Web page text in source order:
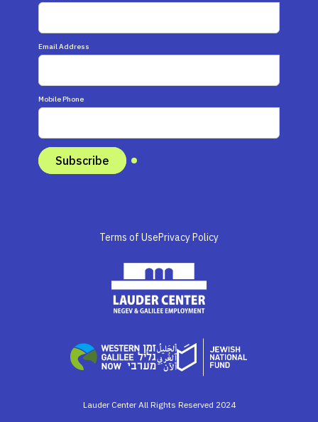
Email Address
Mobile Phone
Lauder Center All Rights Reserved 2024
Terms of UsePrivacy Policy